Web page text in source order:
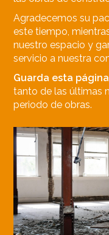
Agradecemos su
este tiempo,
nuestro espacio y
servicio a nuestra
Guarda esta página
tanto de las últimas
periodo de obras.